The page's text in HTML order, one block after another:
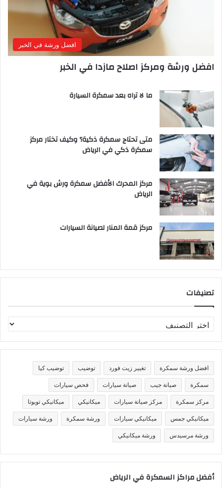
افضل ورشة في الخبر
افضل ورشة ومركز اصلاح مازدا في الخبر
ما لا تراه بعد سمكرة السيارة
متى تحتاج سمكرة ذكية؟ وكيف تختار مركز
سمكرة ذكي في الرياض
مركز المحرك الأفضل سمكرة ورش بوية في
الرياض
مركز قمة المنار لصيانة السيارات
تصنيفات
ص
ن
ف
ا
افضل ورشة سمكرة تغيير زيت فورد توضيب توضيب كيا
سمكرة صيانة جيب صيانة سيارات فحص سيارات
مركز سمكرة مركز صيانة سيارات ميكانيكي ميكانيكي تويوتا
ميكانيكي جمس ميكانيكي سيارات ورشة سمكرة ورشة سيارات
ورشة مرسيدس ورشة ميكانيكي
أفضل مراكز السمكرة في الرياض